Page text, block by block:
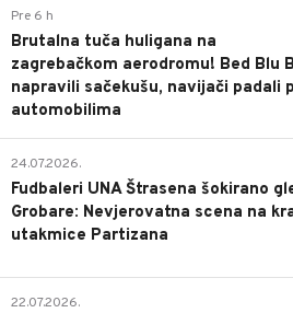
Pre 6 h
Brutalna tuča huligana na
zagrebačkom aerodromu! Bed Blu
napravili sačekušu, navijači padali
automobilima
24.07.2026.
Fudbaleri UNA Štrasena šokirano
Grobare: Nevjerovatna scena na
utakmice Partizana
22.07.2026.